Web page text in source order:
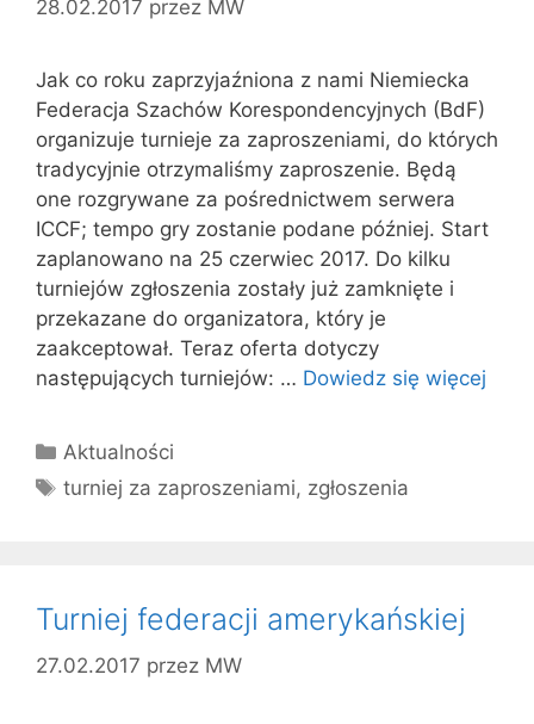
28.02.2017 przez MW
Jak co roku zaprzyjaźniona z nami Niemiecka
Federacja Szachów Korespondencyjnych (BdF)
organizuje turnieje za zaproszeniami, do których
tradycyjnie otrzymaliśmy zaproszenie. Będą
one rozgrywane za pośrednictwem serwera
ICCF; tempo gry zostanie podane później. Start
zaplanowano na 25 czerwiec 2017. Do kilku
turniejów zgłoszenia zostały już zamknięte i
przekazane do organizatora, który je
zaakceptował. Teraz oferta dotyczy
następujących turniejów: … Dowiedz się więcej
Kategorie
Aktualności
Tagi
turniej za zaproszeniami, zgłoszenia
Turniej federacji amerykańskiej
27.02.2017 przez MW